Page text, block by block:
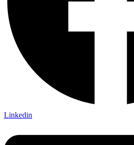
Linkedin